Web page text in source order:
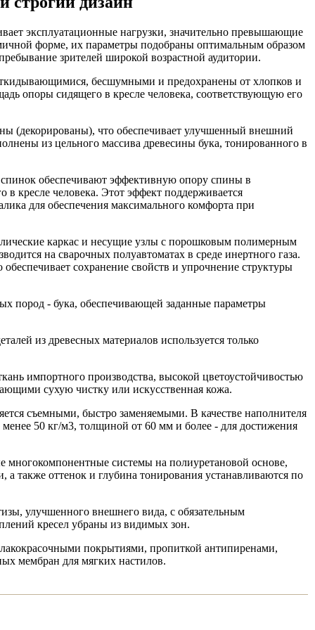
эксплуатационные нагрузки, значительно превышающие
форме, их параметры подобраны оптимальным образом
зрителей широкой возрастной аудитории.
бесшумными и предохранены от хлопков и
опоры сидящего в кресле человека, соответствующую его
(декорированы), что обеспечивает улучшенный внешний
из цельного массива древесины бука, тонированного в
обеспечивают эффективную опору спины в
кресле человека. Этот эффект поддерживается
для обеспечения максимального комфорта при
каркас и несущие узлы с порошковым полимерным
на сварочных полуавтоматах в среде инертного газа.
сохранение свойств и упрочнение структуры
пород - бука, обеспечивающей заданные параметры
из древесных материалов используется только
импортного производства, высокой цветоустойчивостью
сухую чистку или искусственная кожа.
съемными, быстро заменяемыми. В качестве наполнителя
50 кг/м3, толщиной от 60 мм и более - для достижения
системы на полиуретановой основе,
также оттенок и глубина тонирования устанавливаются по
улучшенного внешнего вида, с обязательным
кресел убраны из видимых зон.
покрытиями, пропиткой антипиренами,
мембран для мягких настилов.